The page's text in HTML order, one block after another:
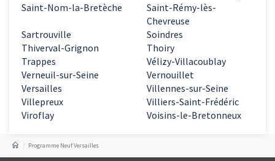
Saint-Nom-la-Bretèche
Saint-Rémy-lès-
Chevreuse
Sartrouville
Soindres
Thiverval-Grignon
Thoiry
Trappes
Vélizy-Villacoublay
Verneuil-sur-Seine
Vernouillet
Versailles
Villennes-sur-Seine
Villepreux
Villiers-Saint-Frédéric
Viroflay
Voisins-le-Bretonneux
Programme Neuf Versailles